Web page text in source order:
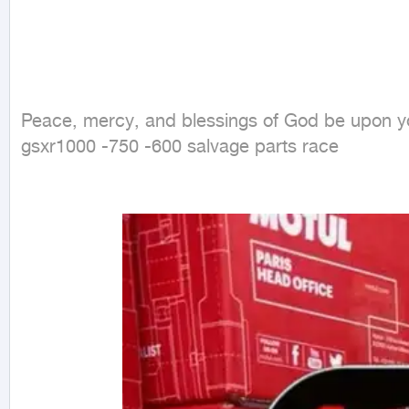
Peace, mercy, and blessings of God be upon
gsxr1000 -750 -600 salvage parts race